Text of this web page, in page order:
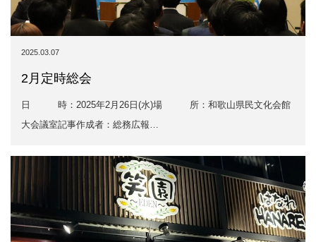
2025.03.07
2月定時総会
日 時：2025年2月26日(水)場 所：和歌山県民文化会館
大会議室記事作成者：総務広報…